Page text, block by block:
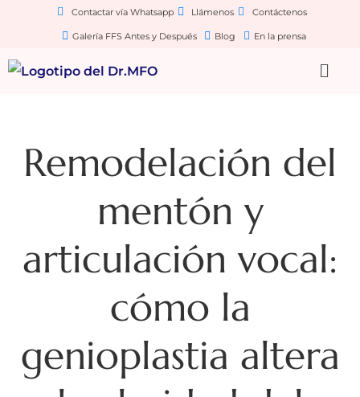
Contactar vía Whatsapp Llámenos Contáctenos
Galería FFS Antes y Después Blog En la prensa
Remodelación del
mentón y
articulación vocal:
cómo la
genioplastia altera